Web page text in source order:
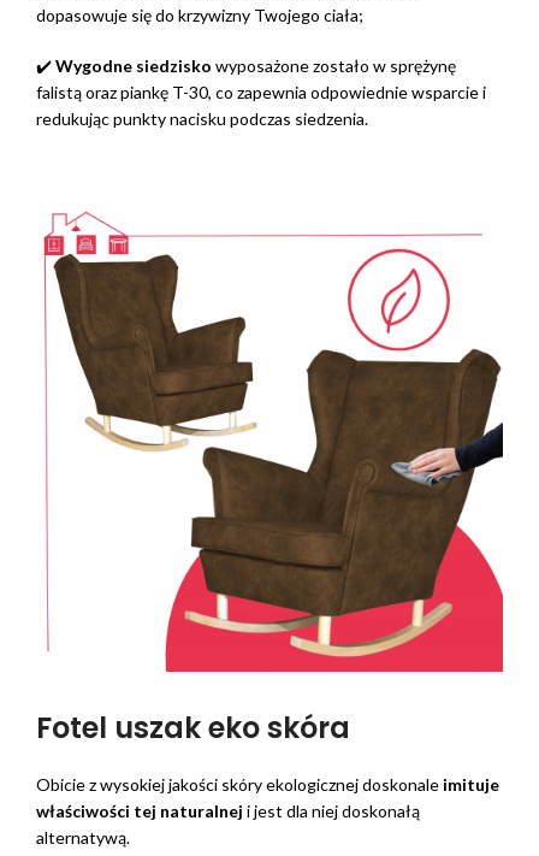
dopasowuje się do krzywizny Twojego ciała;
✔️Wygodne siedzisko wyposażone zostało w sprężynę
falistą oraz piankę T-30, co zapewnia odpowiednie wsparcie i
redukując punkty nacisku podczas siedzenia.
Fotel uszak eko skóra
Obicie z wysokiej jakości skóry ekologicznej doskonale imituje
właściwości tej naturalnej i jest dla niej doskonałą
alternatywą.